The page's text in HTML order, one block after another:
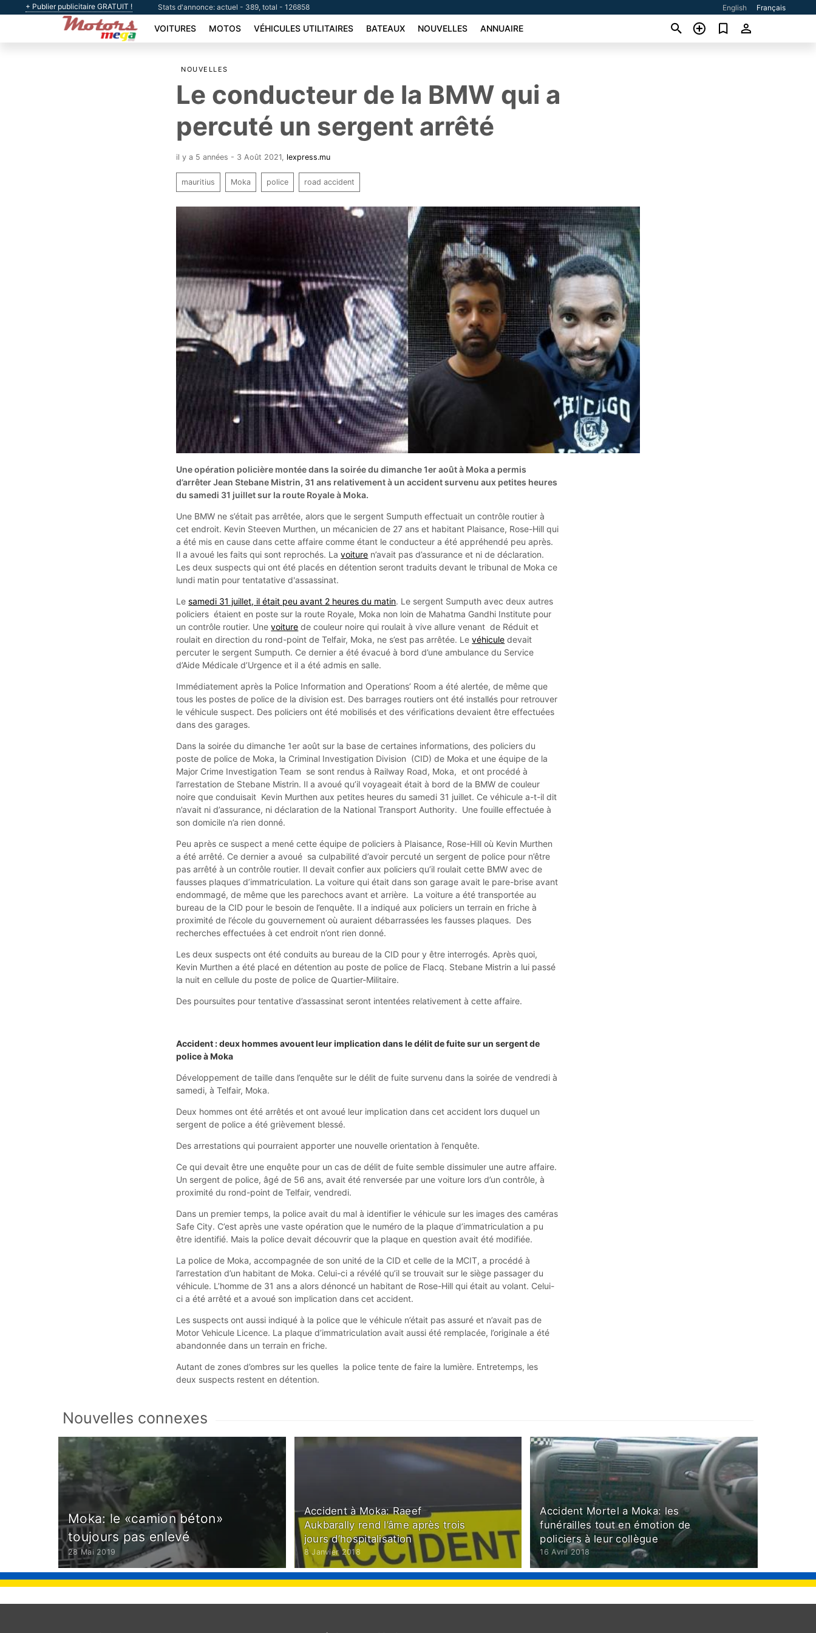
+ Publier publicitaire GRATUIT ! Stats d'annonce: actuel - 389, total - 126858 English Français
VOITURES MOTOS VÉHICULES UTILITAIRES BATEAUX NOUVELLES ANNUAIRE
NOUVELLES
Le conducteur de la BMW qui a
percuté un sergent arrêté
il y a 5 années - 3 Août 2021 lexpress.mu
mauritius Moka police road accident
Une opération policière montée dans la soirée du dimanche 1er août à Moka a permis
d’arrêter Jean Stebane Mistrin, 31 ans relativement à un accident survenu aux petites heures
du samedi 31 juillet sur la route Royale à Moka.
Une BMW ne s’était pas arrêtée, alors que le sergent Sumputh effectuait un contrôle routier à
cet endroit. Kevin Steeven Murthen, un mécanicien de 27 ans et habitant Plaisance, Rose-Hill qui
a été mis en cause dans cette affaire comme étant le conducteur a été appréhendé peu après.
Il a avoué les faits qui sont reprochés. Lavoiture n’avait pas d’assurance et ni de déclaration.
Les deux suspects qui ont été placés en détention seront traduits devant le tribunal de Moka ce
lundi matin pour tentatative d'assassinat.
Lesamedi 31 juillet, il était peu avant 2 heures du matin. Le sergent Sumputh avec deux autres
policiers étaient en poste sur la route Royale, Moka non loin de Mahatma Gandhi Institute pour
un contrôle routier. Unevoiture de couleur noire qui roulait à vive allure venant de Réduit et
roulait en direction du rond-point de Telfair, Moka, ne s’est pas arrêtée. Levéhicule devait
percuter le sergent Sumputh. Ce dernier a été évacué à bord d’une ambulance du Service
d’Aide Médicale d’Urgence et il a été admis en salle.
Immédiatement après la Police Information and Operations’ Room a été alertée, de même que
tous les postes de police de la division est. Des barrages routiers ont été installés pour retrouver
le véhicule suspect. Des policiers ont été mobilisés et des vérifications devaient être effectuées
dans des garages.
Dans la soirée du dimanche 1er août sur la base de certaines informations, des policiers du
poste de police de Moka, la Criminal Investigation Division (CID) de Moka et une équipe de la
Major Crime Investigation Team se sont rendus à Railway Road, Moka, et ont procédé à
l’arrestation de Stebane Mistrin. Il a avoué qu’il voyageait était à bord de la BMW de couleur
noire que conduisait Kevin Murthen aux petites heures du samedi 31 juillet. Ce véhicule a-t-il dit
n’avait ni d’assurance, ni déclaration de la National Transport Authority. Une fouille effectuée à
son domicile n’a rien donné.
Peu après ce suspect a mené cette équipe de policiers à Plaisance, Rose-Hill où Kevin Murthen
a été arrêté. Ce dernier a avoué sa culpabilité d’avoir percuté un sergent de police pour n’être
pas arrêté à un contrôle routier. Il devait confier aux policiers qu’il roulait cette BMW avec de
fausses plaques d’immatriculation. La voiture qui était dans son garage avait le pare-brise avant
endommagé, de même que les parechocs avant et arrière. La voiture a été transportée au
bureau de la CID pour le besoin de l’enquête. Il a indiqué aux policiers un terrain en friche à
proximité de l’école du gouvernement où auraient débarrassées les fausses plaques. Des
recherches effectuées à cet endroit n’ont rien donné.
Les deux suspects ont été conduits au bureau de la CID pour y être interrogés. Après quoi,
Kevin Murthen a été placé en détention au poste de police de Flacq. Stebane Mistrin a lui passé
la nuit en cellule du poste de police de Quartier-Militaire.
Des poursuites pour tentative d’assassinat seront intentées relativement à cette affaire.
Accident : deux hommes avouent leur implication dans le délit de fuite sur un sergent de
police à Moka
Développement de taille dans l’enquête sur le délit de fuite survenu dans la soirée de vendredi à
samedi, à Telfair, Moka.
Deux hommes ont été arrêtés et ont avoué leur implication dans cet accident lors duquel un
sergent de police a été grièvement blessé.
Des arrestations qui pourraient apporter une nouvelle orientation à l’enquête.
Ce qui devait être une enquête pour un cas de délit de fuite semble dissimuler une autre affaire.
Un sergent de police, âgé de 56 ans, avait été renversée par une voiture lors d’un contrôle, à
proximité du rond-point de Telfair, vendredi.
Dans un premier temps, la police avait du mal à identifier le véhicule sur les images des caméras
Safe City. C’est après une vaste opération que le numéro de la plaque d’immatriculation a pu
être identifié. Mais la police devait découvrir que la plaque en question avait été modifiée.
La police de Moka, accompagnée de son unité de la CID et celle de la MCIT, a procédé à
l’arrestation d’un habitant de Moka. Celui-ci a révélé qu’il se trouvait sur le siège passager du
véhicule. L’homme de 31 ans a alors dénoncé un habitant de Rose-Hill qui était au volant. Celui-
ci a été arrêté et a avoué son implication dans cet accident.
Les suspects ont aussi indiqué à la police que le véhicule n’était pas assuré et n’avait pas de
Motor Vehicule Licence. La plaque d’immatriculation avait aussi été remplacée, l’originale a été
abandonnée dans un terrain en friche.
Autant de zones d’ombres sur les quelles la police tente de faire la lumière. Entretemps, les
deux suspects restent en détention.
Nouvelles connexes
Moka: le «camion béton»
toujours pas enlevé
28 Mai 2019
Accident à Moka: Raeef
Aukbarally rend l’âme après trois
jours d’hospitalisation
8 Janvier 2018
Accident Mortel a Moka: les
funérailles tout en émotion de
policiers à leur collègue
16 Avril 2018